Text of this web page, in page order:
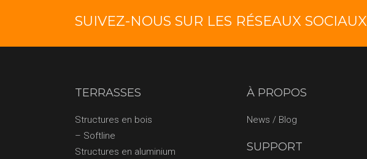
SUIVEZ-NOUS SUR LES RÉSEAUX SOCIAUX
TERRASSES
Structures en bois
– Softline
Structures en aluminium
À PROPOS
News / Blog
SUPPORT